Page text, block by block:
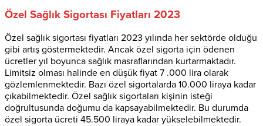
Özel Sağlık Sigortası Fiyatları 2023
Özel sağlık sigortası fiyatları 2023 yılında her sektörde olduğu
gibi artış göstermektedir. Ancak özel sigorta için ödenen
ücretler yıl boyunca sağlık masraflarından kurtarmaktadır.
Limitsiz olması halinde en düşük fiyat 7 .000 lira olarak
gözlemlenmektedir. Bazı özel sigortalarda 10.000 liraya kadar
çıkabilmektedir. Özel sağlık sigortaları kişinin isteği
doğrultusunda doğumu da kapsayabilmektedir. Bu durumda
özel sigorta ücreti 45.500 liraya kadar yükselebilmektedir.